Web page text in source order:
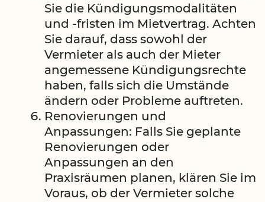
Sie die Kündigungsmodalitäten
und -fristen im Mietvertrag. Achten
Sie darauf, dass sowohl der
Vermieter als auch der Mieter
angemessene Kündigungsrechte
haben, falls sich die Umstände
ändern oder Probleme auftreten.
Renovierungen und
Anpassungen: Falls Sie geplante
Renovierungen oder
Anpassungen an den
Praxisräumen planen, klären Sie im
Voraus, ob der Vermieter solche